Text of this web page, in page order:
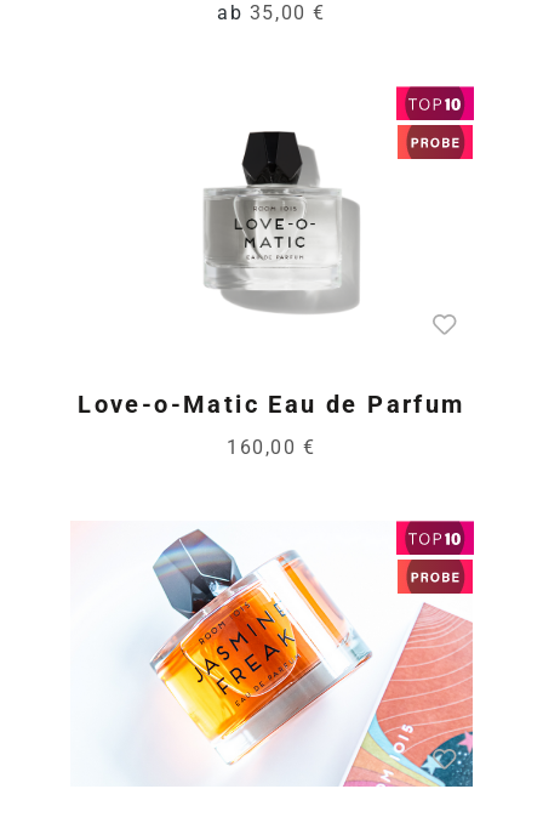
ab 35,00 €
Love-o-Matic Eau de Parfum
160,00 €